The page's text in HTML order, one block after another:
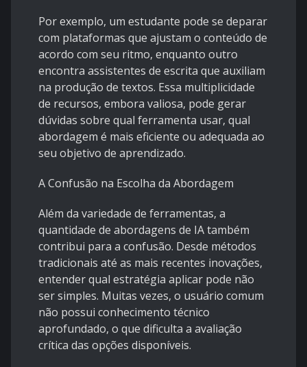
Por exemplo, um estudante pode se deparar
com plataformas que ajustam o conteúdo de
acordo com seu ritmo, enquanto outro
encontra assistentes de escrita que auxiliam
na produção de textos. Essa multiplicidade
de recursos, embora valiosa, pode gerar
dúvidas sobre qual ferramenta usar, qual
abordagem é mais eficiente ou adequada ao
seu objetivo de aprendizado.
A Confusão na Escolha da Abordagem
Além da variedade de ferramentas, a
quantidade de abordagens de IA também
contribui para a confusão. Desde métodos
tradicionais até as mais recentes inovações,
entender qual estratégia aplicar pode não
ser simples. Muitas vezes, o usuário comum
não possui conhecimento técnico
aprofundado, o que dificulta a avaliação
crítica das opções disponíveis.